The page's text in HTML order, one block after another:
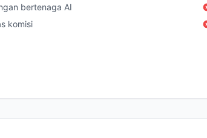
bertenaga AI
komisi